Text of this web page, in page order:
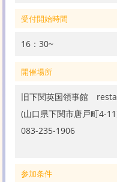
受付開始時間
16：30~
開催場所
旧下関英国領事館
(山口県下関市唐戸町4-
083-235-1906
参加条件